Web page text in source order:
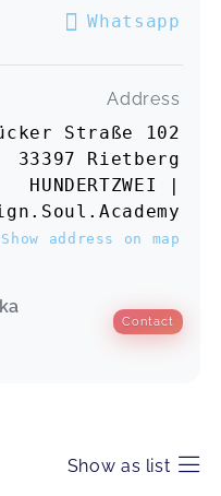
Whatsapp
Address
Straße 102
33397 Rietberg
HUNDERTZWEI |
Show address on map
Contact
Show as list